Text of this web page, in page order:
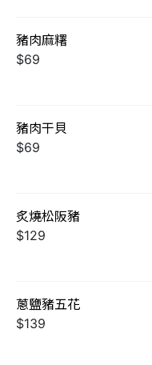
豬肉麻糬
$69
豬肉干貝
$69
炙燒松阪豬
$129
蔥鹽豬五花
$139